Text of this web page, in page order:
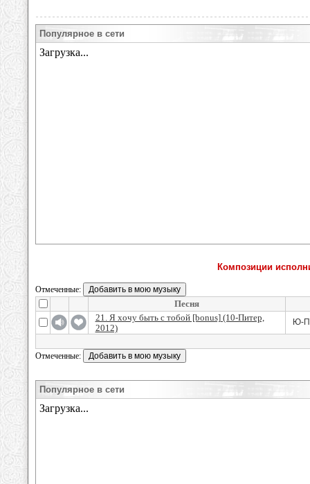
Популярное в сети
Композиции
Отмеченные:
Песня
21. Я хочу быть с тобой [bonus] (10-Питер,
2012)
Ю-
Отмеченные:
Популярное в сети